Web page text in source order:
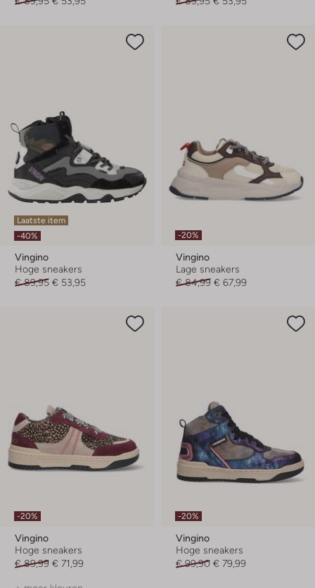
Laatste item
-40%
Vingino
Hoge sneakers
€ 89,95 € 53,95
-20%
Vingino
Lage sneakers
€ 84,99 € 67,99
-20%
Vingino
Hoge sneakers
€ 89,99 € 71,99
-20%
Vingino
Hoge sneakers
€ 99,90 € 79,99